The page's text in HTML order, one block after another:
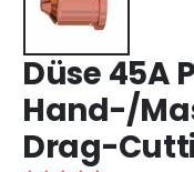
Düse 45A
Hand-/
Drag-